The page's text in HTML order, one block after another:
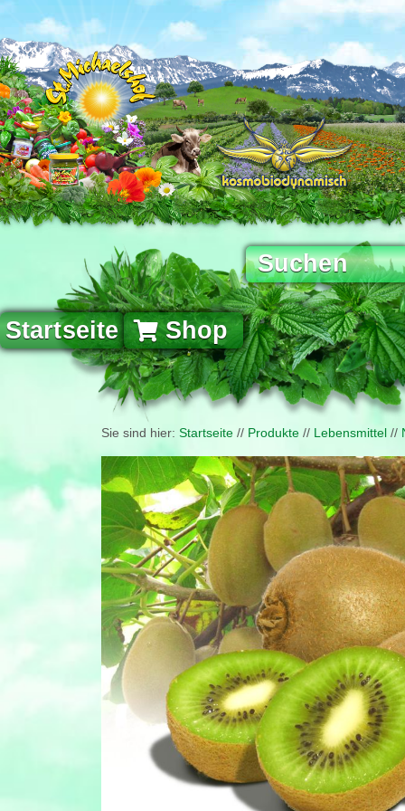
Startseite Shop
Sie sind hier: Startseite // Produkte // Lebensmittel //